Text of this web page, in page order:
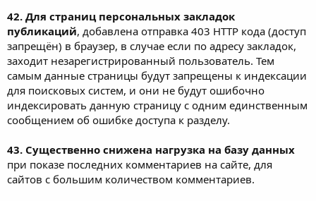
42. Для страниц персональных закладок
публикаций, добавлена отправка 403 HTTP кода (доступ
запрещён) в браузер, в случае если по адресу закладок,
заходит незарегистрированный пользователь. Тем
самым данные страницы будут запрещены к индексации
для поисковых систем, и они не будут ошибочно
индексировать данную страницу с одним единственным
сообщением об ошибке доступа к разделу.
43. Существенно снижена нагрузка на базу данных
при показе последних комментариев на сайте, для
сайтов с большим количеством комментариев.